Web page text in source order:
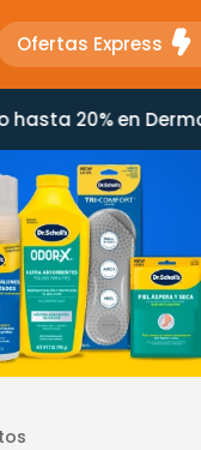
Ofertas Express
hasta 20% en